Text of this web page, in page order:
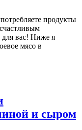
продукты
для вас! Ниже я
мясо в
и сыром